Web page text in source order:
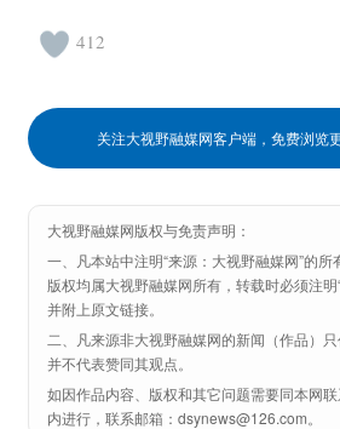
412
关注大视野融媒网客户端，免费浏览
大视野融媒网版权与免责声明：
一、凡本站中注明“来源：大视野融媒网”的所
版权均属大视野融媒网所有，转载时必须注明
并附上原文链接。
二、凡来源非大视野融媒网的新闻（作品）
并不代表赞同其观点。
如因作品内容、版权和其它问题需要同本网
内进行，联系邮箱：dsynews@126.com。